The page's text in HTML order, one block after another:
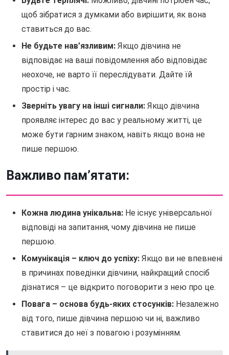
щоб зібратися з думками або вирішити, як вона
ставиться до вас.
Не будьте нав’язливим: Якщо дівчина не
відповідає на ваші повідомлення або відповідає
неохоче, не варто її переслідувати. Дайте їй
простір і час.
Зверніть увагу на інші сигнали: Якщо дівчина
проявляє інтерес до вас у реальному житті, це
може бути гарним знаком, навіть якщо вона не
пише першою.
Важливо пам’ятати:
Кожна людина унікальна: Не існує універсальної
відповіді на запитання, чому дівчина не пише
першою.
Комунікація – ключ до успіху: Якщо ви не впевнені
в причинах поведінки дівчини, найкращий спосіб
дізнатися – це відкрито поговорити з нею про це.
Повага – основа будь-яких стосунків: Незалежно
від того, пише дівчина першою чи ні, важливо
ставитися до неї з повагою і розумінням.